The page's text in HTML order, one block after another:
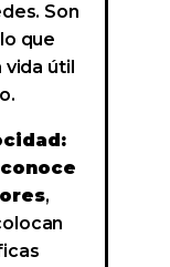
Son
que
útil
,